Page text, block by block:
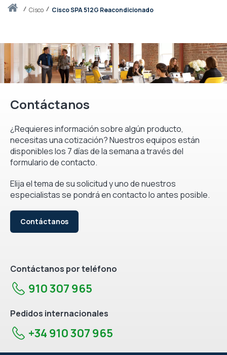
Iniciocisco Cisco SPA 512G Reacondicionado
Contáctanos
¿Requieres información sobre algún producto,
necesitas una cotización? Nuestros equipos están
disponibles los 7 días de la semana a través del
formulario de contacto.
Elija el tema de su solicitud y uno de nuestros
especialistas se pondrá en contacto lo antes posible.
Contáctanos
Contáctanos por teléfono
910 307 965
Pedidos internacionales
+34 910 307 965